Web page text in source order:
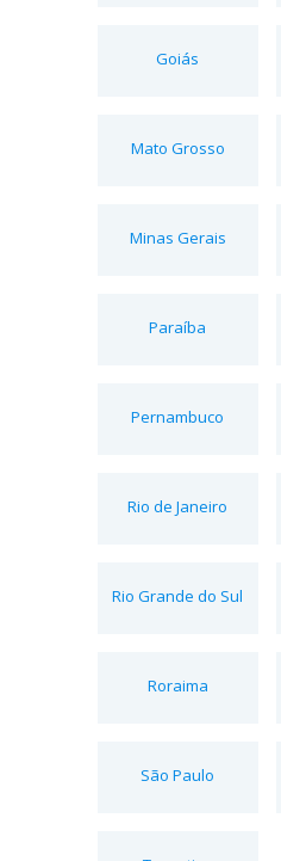
Goiás
Mato Grosso
Minas Gerais
Paraíba
Pernambuco
Rio de Janeiro
Rio Grande do Sul
Roraima
São Paulo